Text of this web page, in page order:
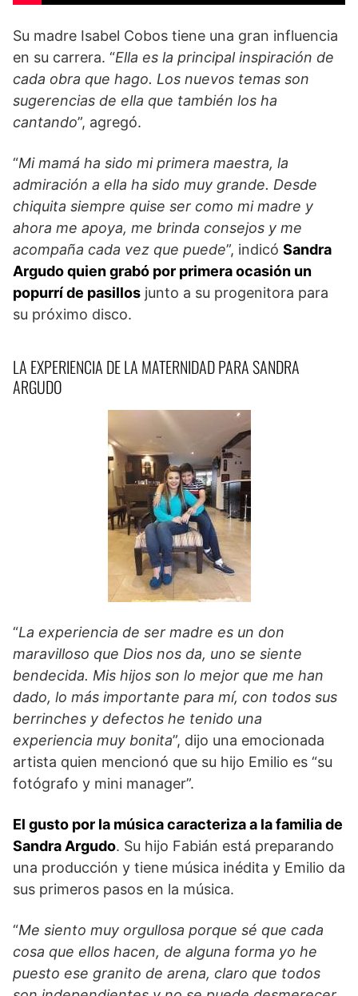
Su madre Isabel Cobos tiene una gran influencia
en su carrera. “Ella es la principal inspiración de
cada obra que hago. Los nuevos temas son
sugerencias de ella que también los ha
cantando”, agregó.
“Mi mamá ha sido mi primera maestra, la
admiración a ella ha sido muy grande. Desde
chiquita siempre quise ser como mi madre y
ahora me apoya, me brinda consejos y me
acompaña cada vez que puede”, indicó Sandra
Argudo quien grabó por primera ocasión un
popurrí de pasillos junto a su progenitora para
su próximo disco.
LA EXPERIENCIA DE LA MATERNIDAD PARA SANDRA
ARGUDO
“La experiencia de ser madre es un don
maravilloso que Dios nos da, uno se siente
bendecida. Mis hijos son lo mejor que me han
dado, lo más importante para mí, con todos sus
berrinches y defectos he tenido una
experiencia muy bonita”, dijo una emocionada
artista quien mencionó que su hijo Emilio es “su
fotógrafo y mini manager”.
El gusto por la música caracteriza a la familia de
Sandra Argudo. Su hijo Fabián está preparando
una producción y tiene música inédita y Emilio da
sus primeros pasos en la música.
“Me siento muy orgullosa porque sé que cada
cosa que ellos hacen, de alguna forma yo he
puesto ese granito de arena, claro que todos